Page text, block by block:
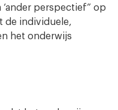
‘ander perspectief” op
de individuele,
het onderwijs